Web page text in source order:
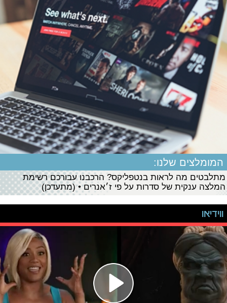
המומלצים שלנו:
מתלבטים מה לראות בנטפליקס? הרכבנו עבורכם רשימת
המלצה ענקית של סדרות על פי ז׳אנרים • (מתעדכן)
ווידיאו